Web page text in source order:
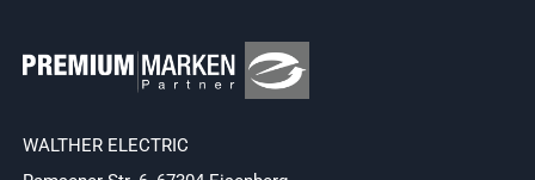
WALTHER ELECTRIC